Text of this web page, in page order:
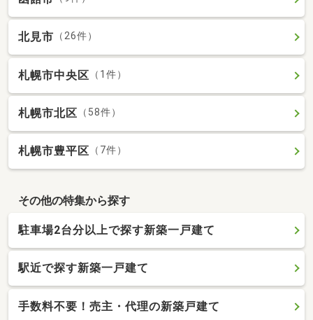
北見市 （26件）
札幌市中央区 （1件）
札幌市北区 （58件）
札幌市豊平区 （7件）
その他の特集から探す
駐車場2台分以上で探す新築一戸建て
駅近で探す新築一戸建て
手数料不要！売主・代理の新築戸建て